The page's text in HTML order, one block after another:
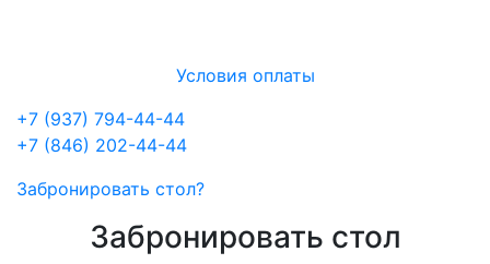
Условия оплаты
+7 (937) 794-44-44
+7 (846) 202-44-44
Забронировать стол?
Забронировать стол